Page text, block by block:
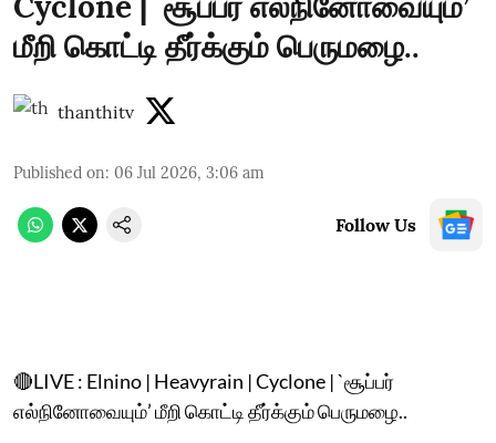
மீறி கொட்டி தீர்க்கும் பெருமழை..
thanthitv
Published on: 06 Jul 2026, 3:06 am
Follow Us
🔴LIVE : Elnino | Heavyrain | Cyclone | `சூப்பர்
எல்நினோவையும்’ மீறி கொட்டி தீர்க்கும் பெருமழை..